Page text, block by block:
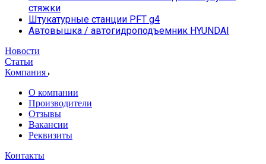
стяжки
Штукатурные станции PFT g4
Автовышка / автогидроподъемник HYUNDAI
Новости
Статьи
Компания
О компании
Производители
Отзывы
Вакансии
Реквизиты
Контакты